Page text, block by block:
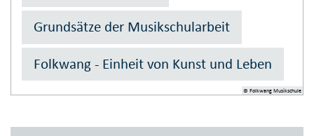
© Folkwang Musikschule
Grundsätze der Musikschularbeit
Folkwang - Einheit von Kunst und Leben